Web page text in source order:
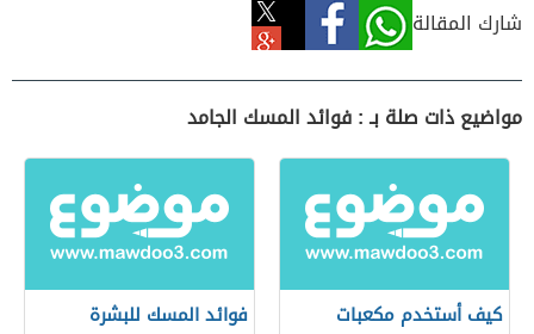
شارك المقالة
مواضيع ذات صلة بـ : فوائد المسك الجامد
كيف أستخدم مكعبات
فوائد المسك للبشرة